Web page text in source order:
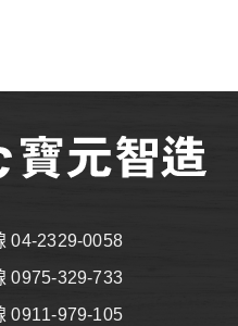
04-2329-0058
0975-329-733
0911-979-105